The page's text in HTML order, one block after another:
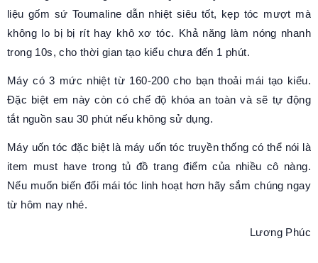
liệu gốm sứ Toumaline dẫn nhiệt siêu tốt, kẹp tóc mượt mà
không lo bị bị rít hay khô xơ tóc. Khả năng làm nóng nhanh
trong 10s, cho thời gian tạo kiểu chưa đến 1 phút.
Máy có 3 mức nhiệt từ 160-200 cho bạn thoải mái tạo kiểu.
Đặc biệt em này còn có chế độ khóa an toàn và sẽ tự động
tắt nguồn sau 30 phút nếu không sử dụng.
Máy uốn tóc đặc biệt là máy uốn tóc truyền thống có thể nói là
item must have trong tủ đồ trang điểm của nhiều cô nàng.
Nếu muốn biến đổi mái tóc linh hoạt hơn hãy sắm chúng ngay
từ hôm nay nhé.
Lương Phúc